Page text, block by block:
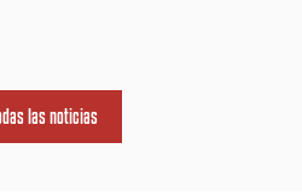
las noticias